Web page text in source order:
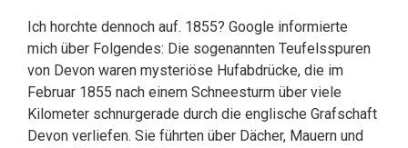
Ich horchte dennoch auf. 1855? Google informierte
mich über Folgendes: Die sogenannten Teufelsspuren
von Devon waren mysteriöse Hufabdrücke, die im
Februar 1855 nach einem Schneesturm über viele
Kilometer schnurgerade durch die englische Grafschaft
Devon verliefen. Sie führten über Dächer, Mauern und